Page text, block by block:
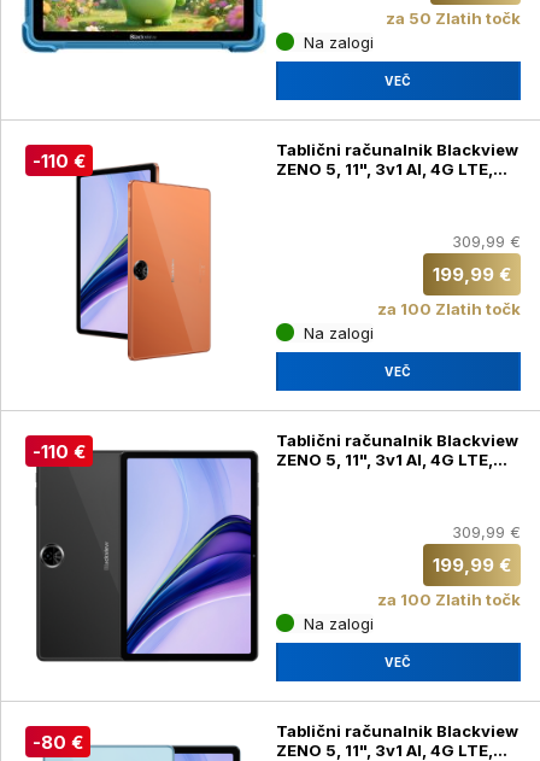
za 50 Zlatih točk
Na zalogi
VEČ
-110 €
Tablični računalnik Blackview
ZENO 5, 11", 3v1 AI, 4G LTE,
(ZENO 5) + brezžične slušalke
309,99 €
199,99 €
za 100 Zlatih točk
Na zalogi
VEČ
-110 €
Tablični računalnik Blackview
ZENO 5, 11", 3v1 AI, 4G LTE,
(ZENO 5) + brezžične slušalke
309,99 €
199,99 €
za 100 Zlatih točk
Na zalogi
VEČ
-80 €
Tablični računalnik Blackview
ZENO 5, 11", 3v1 AI, 4G LTE,